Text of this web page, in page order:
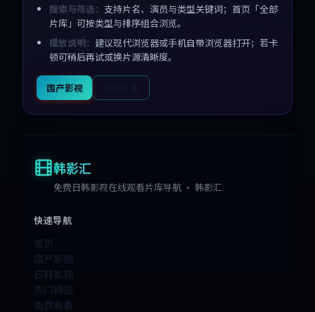
搜索与筛选： 支持片名、演员与类型关键词；首页「全部
片库」可按类型与排序组合浏览。
播放说明： 建议现代浏览器或手机自带浏览器打开；若卡
顿可稍后再试或换片源清晰度。
国产影视
韩影汇
免费日韩影视在线观看片库导航 · 韩影汇
快速导航
首页
国产影视
日韩影视
热门精选
免费观看